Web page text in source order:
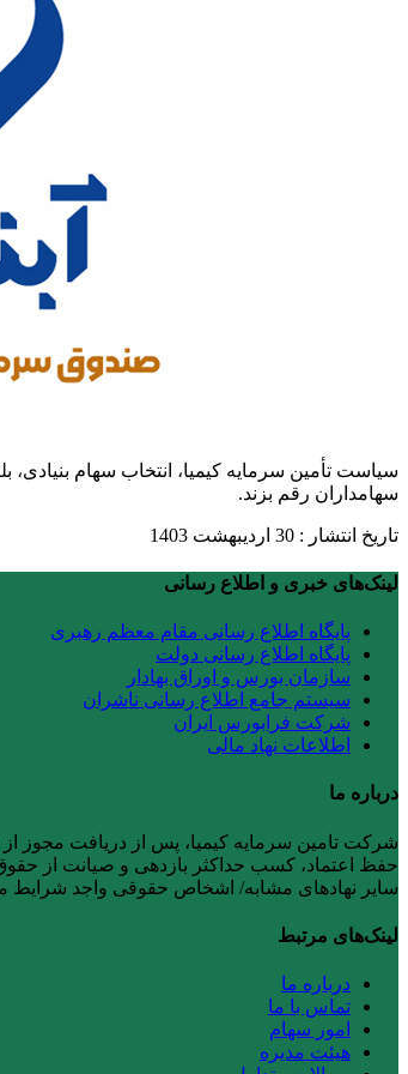
سیاست تأمین سرمایه کیمیا، انتخاب سهام بنیادی،
سهامداران رقم بزند.
تاریخ انتشار : 30 اردیبهشت 1403
لینک‌های خبری و اطلاع رسانی
پایگاه اطلاع رسانی مقام معظم رهبری
پایگاه اطلاع رسانی دولت
سازمان بورس و اوراق بهادار
سیستم جامع اطلاع رسانی ناشران
شرکت فرابورس ایران
اطلاعات نهاد مالی
درباره ما
حفظ اعتماد، کسب حداکثر بازدهی و صیانت از حقوق
سایر نهادهای مشابه/ اشخاص حقوقی واجد
لینک‌های مرتبط
درباره ما
تماس با ما
امور سهام
هیئت مدیره